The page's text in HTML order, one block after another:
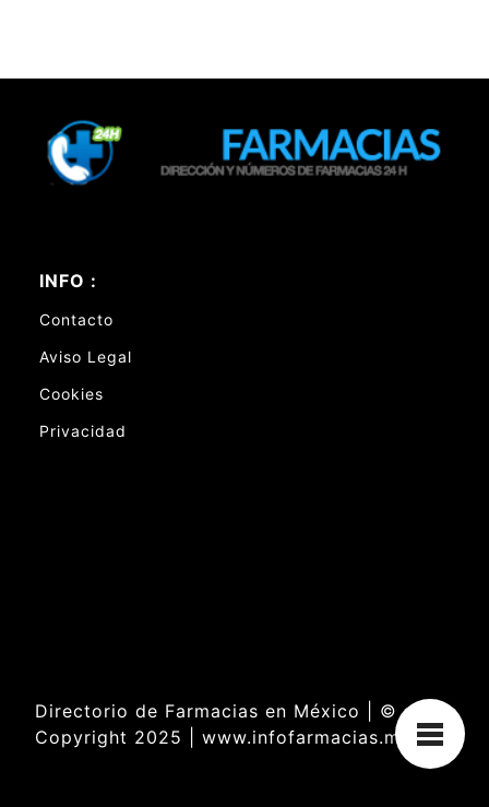
INFO :
Contacto
Aviso Legal
Cookies
Privacidad
Directorio de Farmacias en México | ©
Copyright 2025 | www.infofarmacias.mx